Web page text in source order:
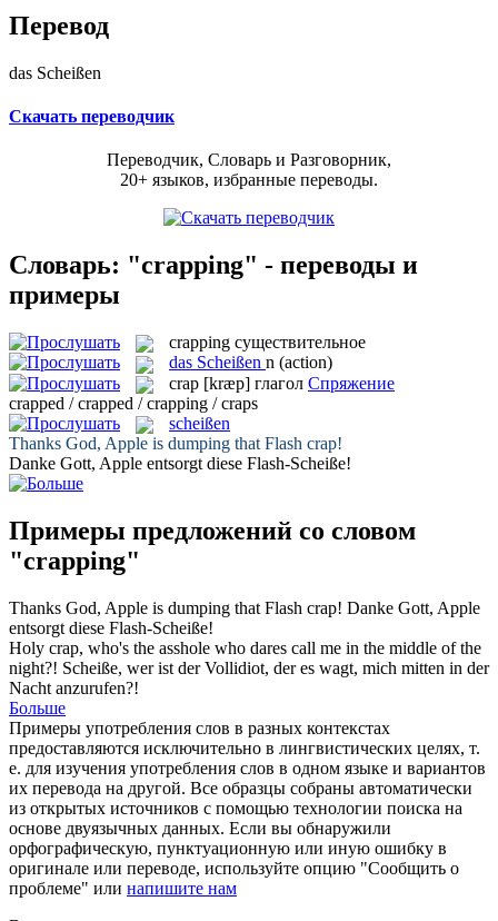
Перевод
das Scheißen
Скачать переводчик
Переводчик, Словарь и Разговорник,
20+ языков, избранные переводы.
Словарь: "crapping" - переводы и
примеры
crapping существительное
das Scheißen n (action)
crap [kræp] глагол Спряжение
crapped / crapped / crapping / craps
scheißen
Thanks God, Apple is dumping that Flash crap!
Danke Gott, Apple entsorgt diese Flash-Scheiße!
Примеры предложений со словом
"crapping"
Thanks God, Apple is dumping that Flash crap! Danke Gott, Apple
entsorgt diese Flash-Scheiße!
Holy crap, who's the asshole who dares call me in the middle of the
night?! Scheiße, wer ist der Vollidiot, der es wagt, mich mitten in der
Nacht anzurufen?!
Больше
Примеры употребления слов в разных контекстах
предоставляются исключительно в лингвистических целях, т.
е. для изучения употребления слов в одном языке и вариантов
их перевода на другой. Все образцы собраны автоматически
из открытых источников с помощью технологии поиска на
основе двуязычных данных. Если вы обнаружили
орфографическую, пунктуационную или иную ошибку в
оригинале или переводе, используйте опцию "Сообщить о
проблеме" или напишите нам